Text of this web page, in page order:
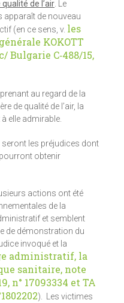
de l’air . Le
apparaît de nouveau
(en ce sens, v. les
KOKOTT
Bulgarie C‑488/15,
au regard de la
de qualité de l’air, la
elle admirable.
les préjudices dont
obtenir
actions ont été
de la
et semblent
de démonstration du
invoqué et la
administratif, la
sanitaire, note
n° 17093334 et TA
). Les victimes